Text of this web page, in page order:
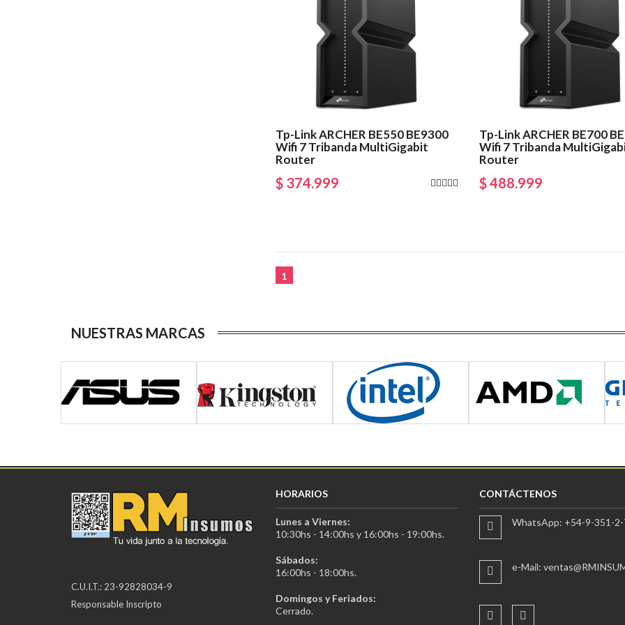
Tp-Link ARCHER BE550 BE9300
Wifi 7 Tribanda MultiGigabit
Router
$ 374.999
Tp-Link ARCHER BE700
Wifi 7 Tribanda
Router
$ 488.999
1
NUESTRAS MARCAS
C.U.I.T.: 23-92828034-9
Responsable Inscripto
HORARIOS
Lunes a Viernes:
10:30hs - 14:00hs y 16:00hs - 19:00hs.
Sábados:
16:00hs - 18:00hs.
Domingos y Feriados:
Cerrado.
CONTÁCTENOS
WhatsApp: +54-9-351-
e-Mail: